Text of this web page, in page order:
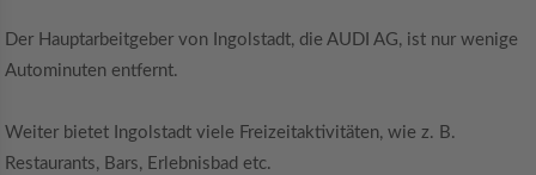
Der Hauptarbeitgeber von Ingolstadt, die AUDI AG, ist nur wenige
Autominuten entfernt.
Weiter bietet Ingolstadt viele Freizeitaktivitäten, wie z. B.
Restaurants, Bars, Erlebnisbad etc.